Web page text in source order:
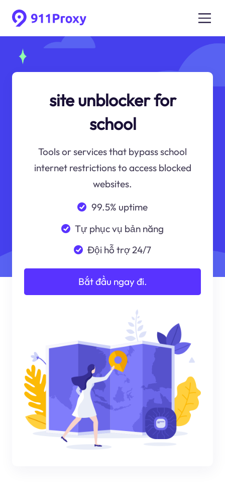
site unblocker for
school
Tools or services that bypass school
internet restrictions to access blocked
websites.
99.5% uptime
Tự phục vụ bản năng
Đội hỗ trợ 24/7
Bắt đầu ngay đi.